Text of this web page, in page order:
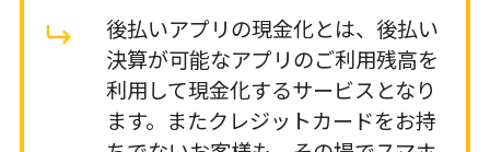
後払いアプリの現金化とは、後払い
決算が可能なアプリのご利用残高を
利用して現金化するサービスとなり
ます。またクレジットカードをお持